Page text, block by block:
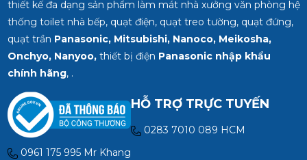
thiết kế đa dạng sản phẩm làm mát nhà xưởng văn phòng hệ
thống toilet nhà bếp, quạt điện, quạt treo tường, quạt đứng,
quạt trần Panasonic, Mitsubishi, Nanoco, Meikosha,
Onchyo, Nanyoo,thiết bị điện Panasonic nhập khẩu
chính hãng, .
HỖ TRỢ TRỰC TUYẾN
0283 7010 089 HCM
0961 175 995 Mr Khang